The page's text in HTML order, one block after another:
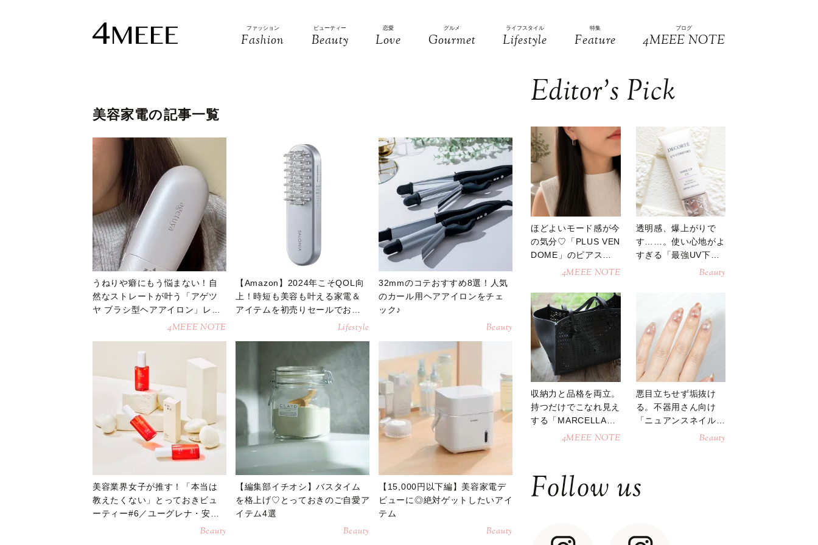
ファッション
Fashion
ビューティー
Beauty
恋愛
Love
グルメ
Gourmet
ライフスタイル
Lifestyle
特集
Feature
ブログ
4MEEE NOTE
美容家電の記事一覧
うねりや癖にもう悩まない！自
然なストレートが叶う「アゲツ
ヤ ブラシ型ヘアアイロン」レビ
4MEEE NOTE
【Amazon】2024年こそQOL向
上！時短も美容も叶える家電＆
アイテムを初売りセールでお得
Lifestyle
32mmのコテおすすめ8選！人気
のカール用ヘアアイロンをチェ
ック♪
Beauty
美容業界女子が推す！「本当は
教えたくない」とっておきビュ
ーティー#6／ユーグレナ・安藤
Beauty
【編集部イチオシ】バスタイム
を格上げ♡とっておきのご自愛ア
イテム4選
Beauty
【15,000円以下編】美容家電デ
ビューに◎絶対ゲットしたいアイ
テム
Beauty
Editor’s Pick
ほどよいモード感が今
の気分♡「PLUS VEN
DOME」のピアスが
4MEEE NOTE
透明感、爆上がりで
す……。使い心地がよ
すぎる「最強UV下
Beauty
収納力と品格を両立。
持つだけでこなれ見え
する「MARCELLAト
ートバッグ」4MEEE NOTE
悪目立ちせず垢抜け
る。不器用さん向け
「ニュアンスネイル」
Beauty
Follow us